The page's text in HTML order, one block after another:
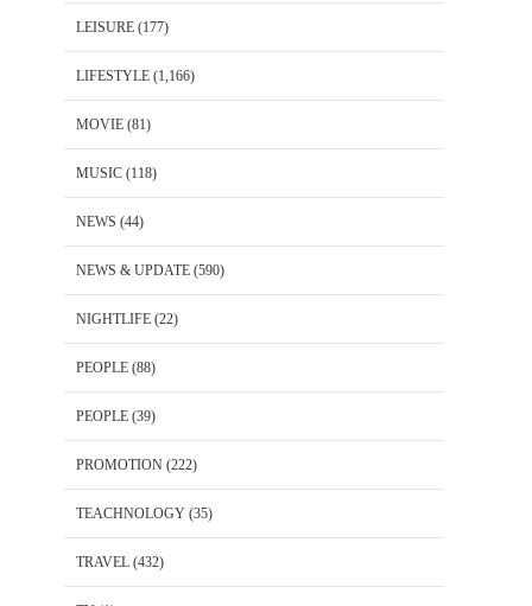
LEISURE (177)
LIFESTYLE (1,166)
MOVIE (81)
MUSIC (118)
NEWS (44)
NEWS & UPDATE (590)
NIGHTLIFE (22)
PEOPLE (88)
PEOPLE (39)
PROMOTION (222)
TEACHNOLOGY (35)
TRAVEL (432)